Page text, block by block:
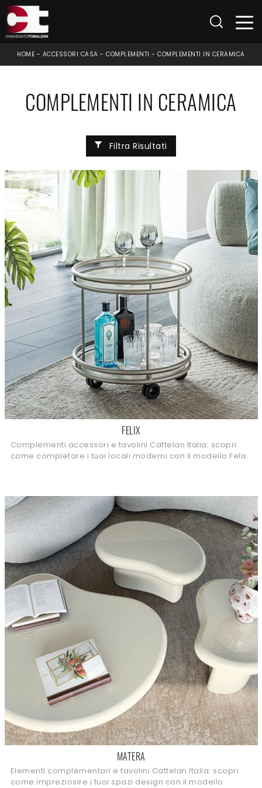
HOME - ACCESSORI CASA -COMPLEMENTI -COMPLEMENTI IN CERAMICA
COMPLEMENTI IN CERAMICA
Filtra Risultati
FELIX
Complementi accessori e tavolini Cattelan Italia: scopri
come completare i tuoi locali moderni con il modello Felix.
MATERA
Elementi complementari e tavolini Cattelan Italia: scopri
come impreziosire i tuoi spazi design con il modello